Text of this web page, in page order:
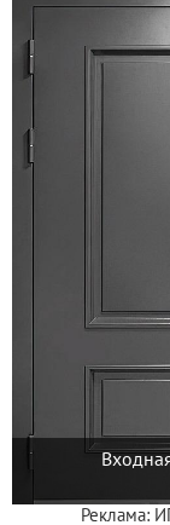
Реклама: